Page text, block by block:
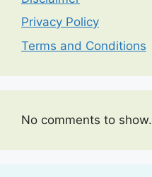
Privacy Policy
Terms and Conditions
No comments to show.